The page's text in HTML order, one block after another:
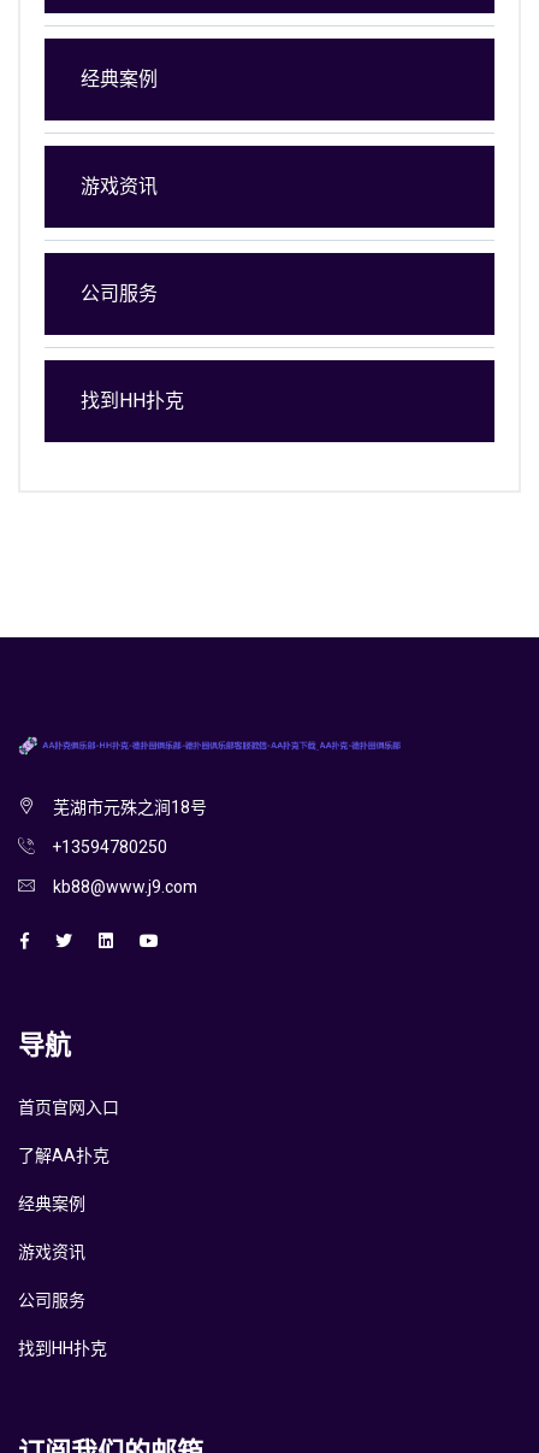
经典案例
游戏资讯
公司服务
找到HH扑克
芜湖市元殊之涧18号
+13594780250
kb88@www.j9.com
导航
首页官网入口
了解AA扑克
经典案例
游戏资讯
公司服务
找到HH扑克